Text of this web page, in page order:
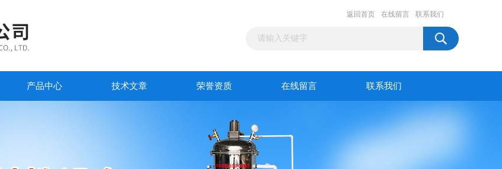
返回首页 在线留言 联系我们
产品中心 技术文章 荣誉资质 在线留言 联系我们